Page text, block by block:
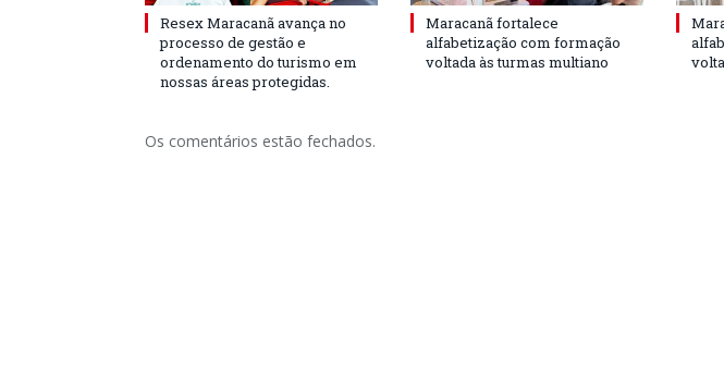
Resex Maracanã avança no
processo de gestão e
ordenamento do turismo em
nossas áreas protegidas.
Maracanã fortalece
alfabetização com formação
voltada às turmas multiano
Os comentários estão fechados.